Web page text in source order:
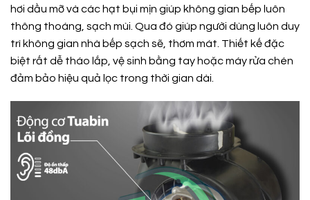
hơi dầu mỡ và các hạt bụi mịn giúp không gian bếp luôn
thông thoáng, sạch mùi. Qua đó giúp người dùng luôn duy
trì không gian nhà bếp sạch sẽ, thơm mát. Thiết kế đặc
biệt rất dễ tháo lắp, vệ sinh bằng tay hoặc máy rửa chén
đảm bảo hiệu quả lọc trong thời gian dài.